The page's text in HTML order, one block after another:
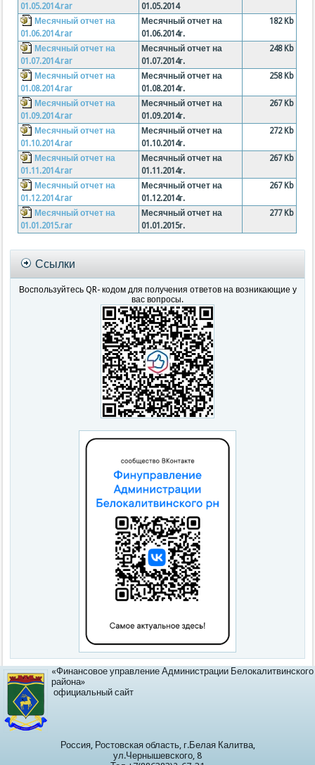
01.05.2014.rar
01.05.2014
Месячный отчет на
01.06.2014.rar
Месячный отчет на
01.06.2014г.
182 Kb
Месячный отчет на
01.07.2014.rar
Месячный отчет на
01.07.2014г.
248 Kb
Месячный отчет на
01.08.2014.rar
Месячный отчет на
01.08.2014г.
258 Kb
Месячный отчет на
01.09.2014.rar
Месячный отчет на
01.09.2014г.
267 Kb
Месячный отчет на
01.10.2014.rar
Месячный отчет на
01.10.2014г.
272 Kb
Месячный отчет на
01.11.2014.rar
Месячный отчет на
01.11.2014г.
267 Kb
Месячный отчет на
01.12.2014.rar
Месячный отчет на
01.12.2014г.
267 Kb
Месячный отчет на
01.01.2015.rar
Месячный отчет на
01.01.2015г.
277 Kb
Ссылки
Воспользуйтесь QR- кодом для получения ответов на возникающие у
вас вопросы.
«Финансовое управление Администрации Белокалитвинского
района»
официальный сайт
Россия, Ростовская область, г.Белая Калитва,
ул.Чернышевского, 8